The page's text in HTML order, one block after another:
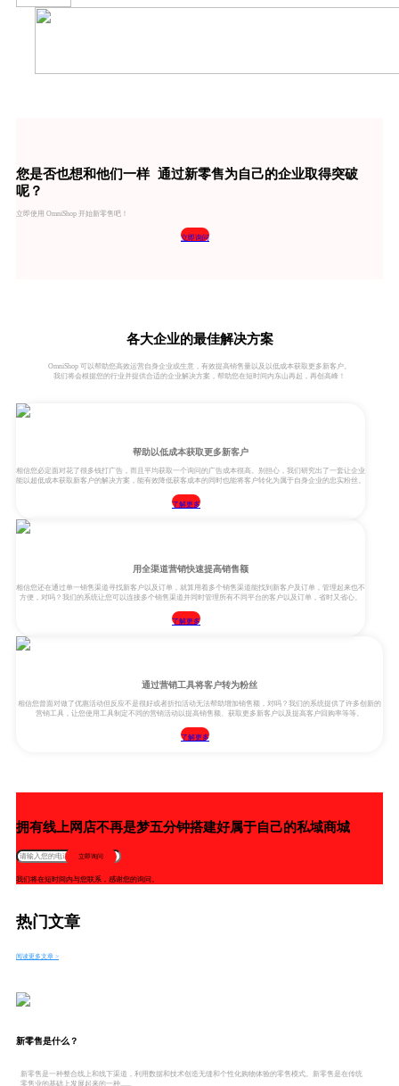
您是否也想和他们一样 通过新零售为自己的企业取得突破
呢？
立即使用 OmniShop 开始新零售吧！
立即询问
各大企业的最佳解决方案
OmniShop 可以帮助您高效运营自身企业或生意，有效提高销售量以及以低成本获取更多新客户。
我们将会根据您的行业并提供合适的企业解决方案，帮助您在短时间内东山再起，再创高峰！
帮助以低成本获取更多新客户
相信您必定面对花了很多钱打广告，而且平均获取一个询问的广告成本很高。别担心，我们研究出了一套让企业
能以超低成本获取新客户的解决方案，能有效降低获客成本的同时也能将客户转化为属于自身企业的忠实粉丝。
了解更多
用全渠道营销快速提高销售额
相信您还在通过单一销售渠道寻找新客户以及订单，就算用着多个销售渠道能找到新客户及订单，管理起来也不
方便，对吗？我们的系统让您可以连接多个销售渠道并同时管理所有不同平台的客户以及订单，省时又省心。
了解更多
通过营销工具将客户转为粉丝
相信您曾面对做了优惠活动但反应不是很好或者折扣活动无法帮助增加销售额，对吗？我们的系统提供了许多创新的
营销工具，让您使用工具制定不同的营销活动以提高销售额、获取更多新客户以及提高客户回购率等等。
了解更多
拥有线上网店不再是梦五分钟搭建好属于自己的私域商城
立即询问
我们将在短时间内与您联系，感谢您的询问。
热门文章
阅读更多文章 >
新零售是什么？
新零售是一种整合线上和线下渠道，利用数据和技术创造无缝和个性化购物体验的零售模式。新零售是在传统
零售业的基础上发展起来的一种......